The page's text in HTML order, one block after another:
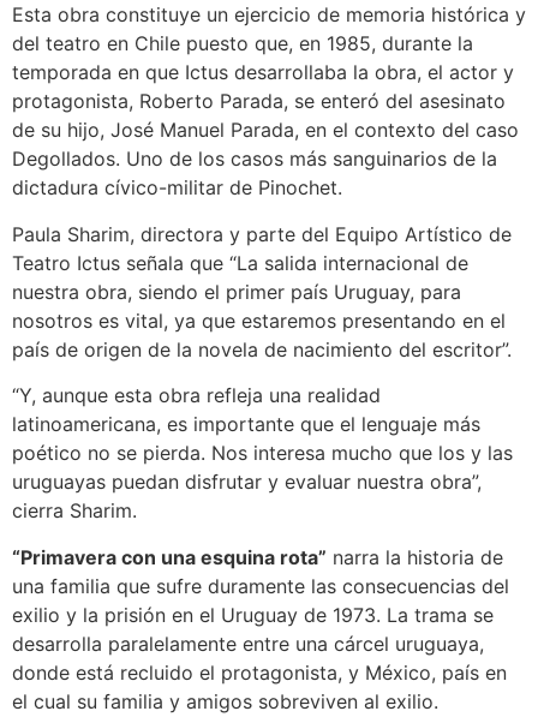
Esta obra constituye un ejercicio de memoria histórica y
del teatro en Chile puesto que, en 1985, durante la
temporada en que Ictus desarrollaba la obra, el actor y
protagonista, Roberto Parada, se enteró del asesinato
de su hijo, José Manuel Parada, en el contexto del caso
Degollados. Uno de los casos más sanguinarios de la
dictadura cívico-militar de Pinochet.
Paula Sharim, directora y parte del Equipo Artístico de
Teatro Ictus señala que “La salida internacional de
nuestra obra, siendo el primer país Uruguay, para
nosotros es vital, ya que estaremos presentando en el
país de origen de la novela de nacimiento del escritor”.
“Y, aunque esta obra refleja una realidad
latinoamericana, es importante que el lenguaje más
poético no se pierda. Nos interesa mucho que los y las
uruguayas puedan disfrutar y evaluar nuestra obra”,
cierra Sharim.
“Primavera con una esquina rota” narra la historia de
una familia que sufre duramente las consecuencias del
exilio y la prisión en el Uruguay de 1973. La trama se
desarrolla paralelamente entre una cárcel uruguaya,
donde está recluido el protagonista, y México, país en
el cual su familia y amigos sobreviven al exilio.